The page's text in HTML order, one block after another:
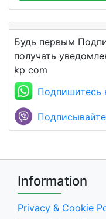
Будь первым
получать
kp com
Подпишитесь
Information
Privacy & Cookie